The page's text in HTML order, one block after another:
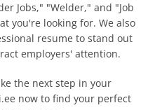
Jobs," "Welder," and "Job
you're looking for. We also
resume to stand out
employers' attention.
the next step in your
now to find your perfect